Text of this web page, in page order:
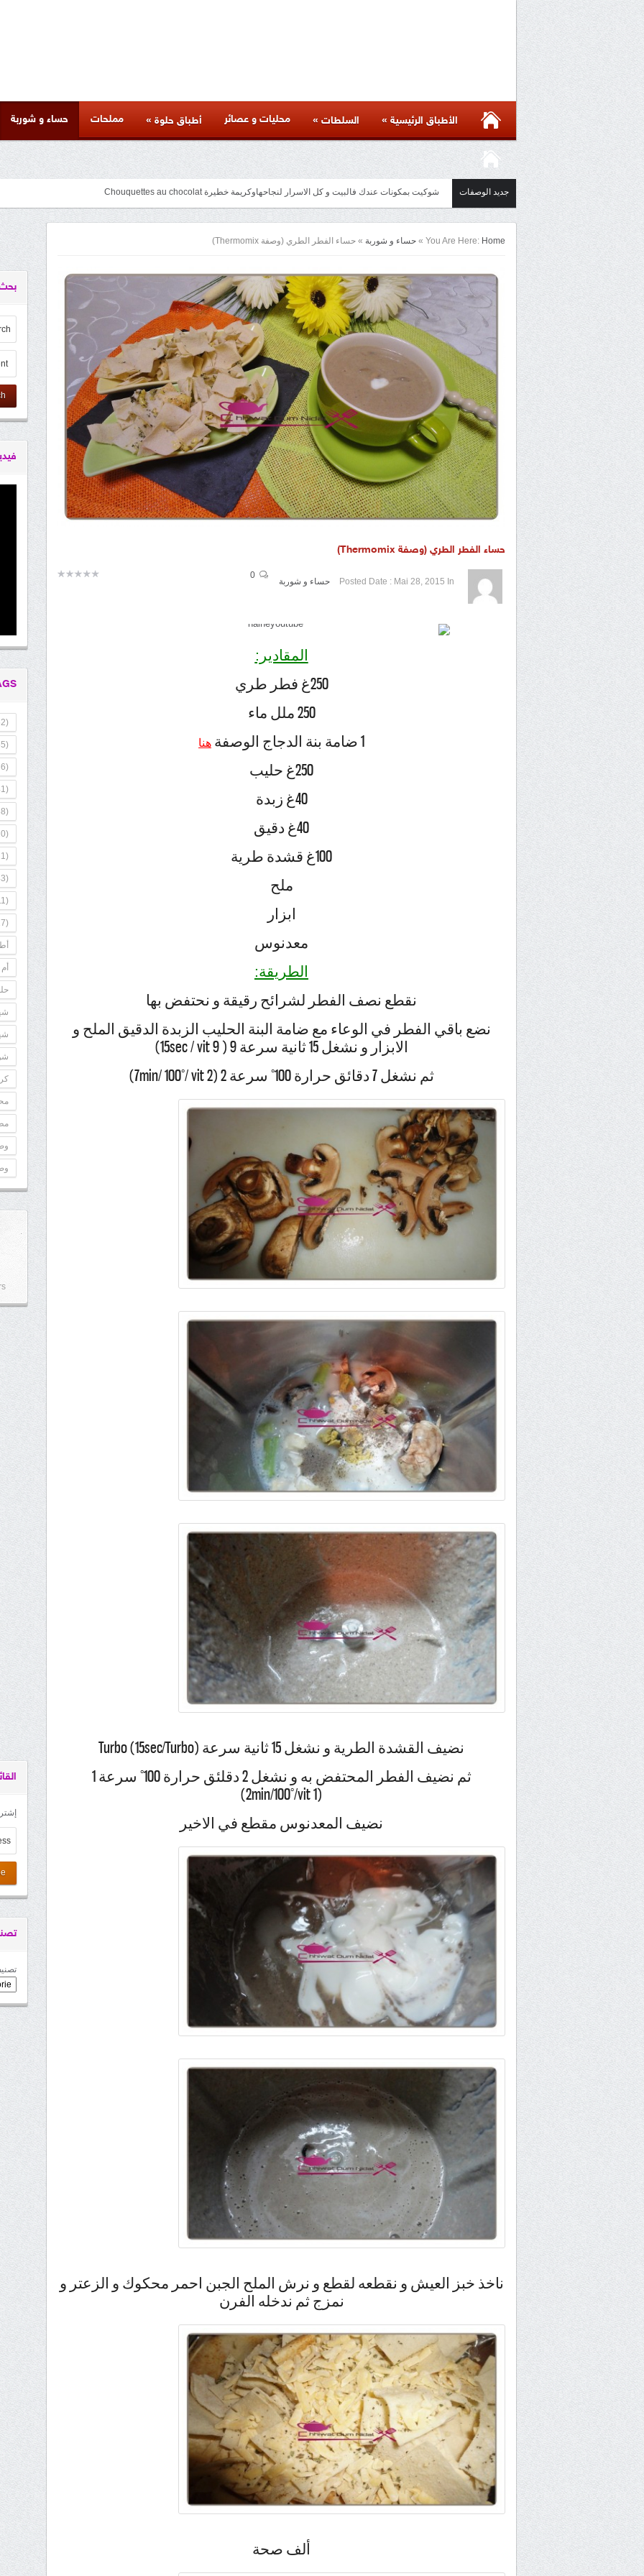
الأطباق الرئيسية » السلطات » محليات و عصائر أطباق حلوة » مملحات حساء و شوربة
جديد الوصفات شوكيت بمكونات عندك فالبيت و كل الاسرار لنجاحهاوكريمة خطيرة Chouquettes au chocolat
مائدة أسيوية بأكثر من ست وصفات متنوعة لذيذة بأسرار المطاعم وكل المراحل والنصائح والمكونات الخاصة بها
You Are Here: Home
» حساء و شوربة » حساء الفطر الطري (وصفة Thermomix)
حساء الفطر الطري (وصفة Thermomix)
Posted Date : Mai 28, 2015 In حساء و شوربة
0
المقادير:
250غ فطر طري
250 ملل ماء
1 ضامة بنة الدجاج الوصفة
هنا
250غ حليب
40غ زبدة
40غ دقيق
100غ قشدة طرية
ملح
ابزار
معدنوس
الطريقة:
نقطع نصف الفطر لشرائح رقيقة و نحتفض بها
نضع باقي الفطر في الوعاء مع ضامة البنة الحليب الزبدة الدقيق الملح و
الابزار و نشغل 15 ثانية سرعة 9 ( 15sec / vit 9)
ثم نشغل 7 دقائق حرارة 100° سرعة 2 (7min/ 100°/ vit 2)
نضيف القشدة الطرية و نشغل 15 ثانية سرعة Turbo (15sec/Turbo)
ثم نضيف الفطر المحتفض به و نشغل 2 دقلئق حرارة 100° سرعة 1
(2min/100°/vit 1)
نضيف المعدنوس مقطع في الاخير
ناخذ خبز العيش و نقطعه لقطع و نرش الملح الجبن احمر محكوك و الزعتر و
نمزج ثم ندخله الفرن
ألف صحة